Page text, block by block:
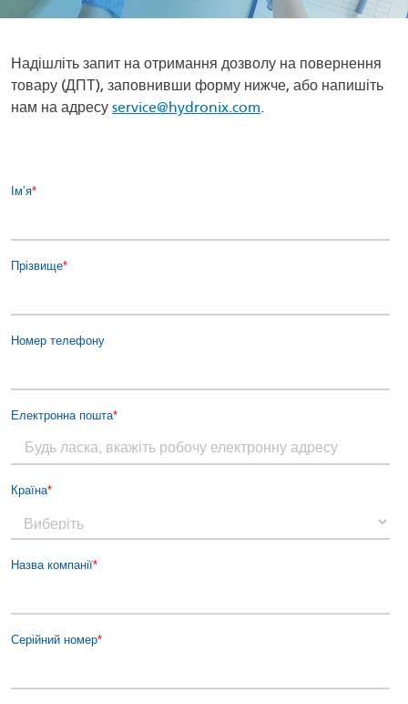
Надішліть запит на отримання дозволу на повернення
товару (ДПТ), заповнивши форму нижче, або напишіть
нам на адресу service@hydronix.com.